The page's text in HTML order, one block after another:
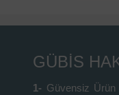
GÜBİS
1- Güvensiz